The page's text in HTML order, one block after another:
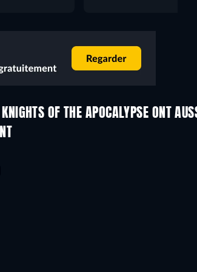
OF THE APOCALYPSE ONT
Série Série